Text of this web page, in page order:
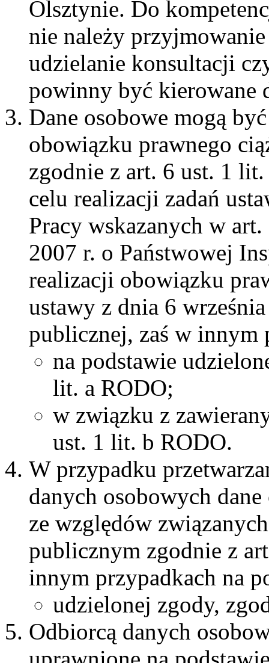
Olsztynie. Do
nie należy
udzielanie konsultacji
powinny być kierowane
Dane osobowe mogą
obowiązku prawnego
zgodnie z art. 6 ust. 1
celu realizacji zadań
Pracy wskazanych w
2007 r. o Państwowej
realizacji obowiązku
ustawy z dnia 6
publicznej, zaś w innym
na podstawie
lit. a RODO;
w związku z
ust. 1 lit. b RODO.
W przypadku
danych osobowych
ze względów
publicznym zgodnie z
innym przypadkach na
udzielonej zgody,
Odbiorcą danych